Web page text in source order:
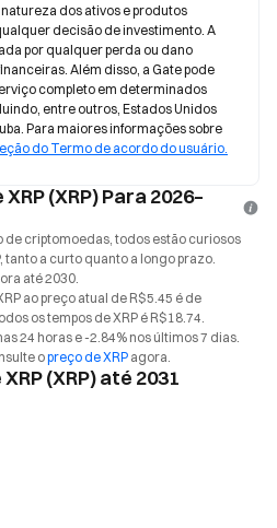
dos ativos e produtos
decisão de investimento. A
por qualquer perda ou dano
Além disso, a Gate pode
completo em determinados
entre outros, Estados Unidos
Para maiores informações sobre
do Termo de acordo do usuário.
(XRP) Para 2026–
criptomoedas, todos estão curiosos
tanto a curto quanto a longo prazo.
até 2030.
ao preço atual de R$5.45 é de
os tempos de XRP é R$18.74.
24 horas e -2.84% nos últimos 7 dias.
opreço de XRP agora.
(XRP) até 2031